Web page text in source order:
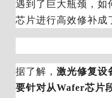
遇到了巨大瓶颈，如
芯片进行高效修补成
据了解， 激光修复设
要针对从Wafer芯片